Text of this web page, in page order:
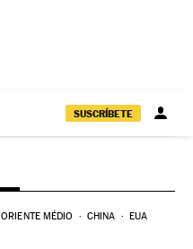
SUSCRÍBETE
ORIENTE MÉDIO CHINA EUA